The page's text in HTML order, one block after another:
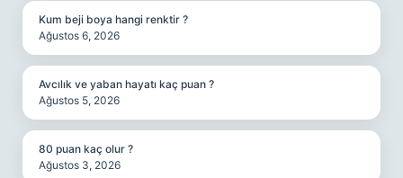
Kum beji boya hangi renktir ?
Ağustos 6, 2026
Avcılık ve yaban hayatı kaç puan ?
Ağustos 5, 2026
80 puan kaç olur ?
Ağustos 3, 2026